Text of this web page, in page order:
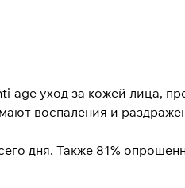
age уход за кожей лица,
воспаления и
дня. Также 81%